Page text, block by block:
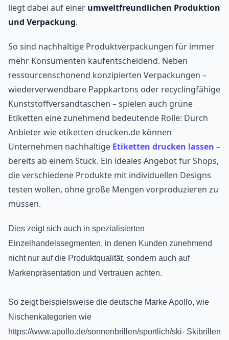
liegt dabei auf einer umweltfreundlichen Produktion
und Verpackung.
So sind nachhaltige Produktverpackungen für immer
mehr Konsumenten kaufentscheidend. Neben
ressourcenschonend konzipierten Verpackungen –
wiederverwendbare Pappkartons oder recyclingfähige
Kunststoffversandtaschen – spielen auch grüne
Etiketten eine zunehmend bedeutende Rolle: Durch
Anbieter wie etiketten-drucken.de können
Unternehmen nachhaltige Etiketten drucken lassen –
bereits ab einem Stück. Ein ideales Angebot für Shops,
die verschiedene Produkte mit individuellen Designs
testen wollen, ohne große Mengen vorproduzieren zu
müssen.
Dies zeigt sich auch in spezialisierten
Einzelhandelssegmenten, in denen Kunden zunehmend
nicht nur auf die Produktqualität, sondern auch auf
Markenpräsentation und Vertrauen achten.
So zeigt beispielsweise die deutsche Marke Apollo, wie
Nischenkategorien wie
https://www.apollo.de/sonnenbrillen/sportlich/ski- Skibrillen